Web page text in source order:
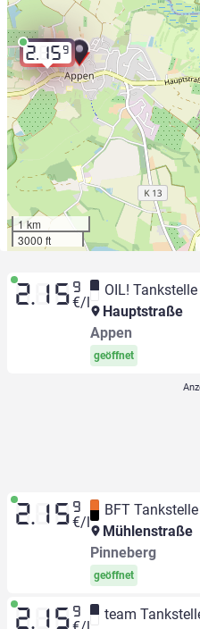
2.159
1 km
3000 ft
2.15 9
€/l
OIL! Tankstelle
Hauptstraße
Appen
geöffnet
2.15 9
€/l
BFT Tankstelle
Mühlenstraße
Pinneberg
geöffnet
2.15 9
team